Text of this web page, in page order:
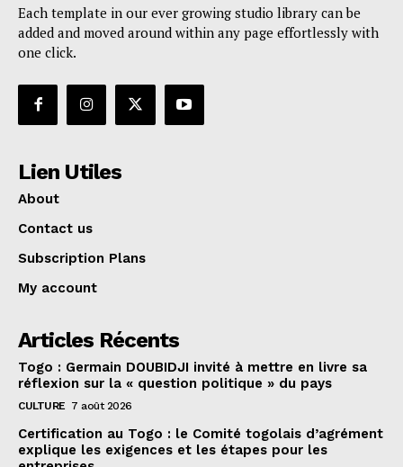
Each template in our ever growing studio library can be
added and moved around within any page effortlessly with
one click.
Lien Utiles
About
Contact us
Subscription Plans
My account
Articles Récents
Togo : Germain DOUBIDJI invité à mettre en livre sa
réflexion sur la « question politique » du pays
CULTURE 7 août 2026
Certification au Togo : le Comité togolais d’agrément
explique les exigences et les étapes pour les